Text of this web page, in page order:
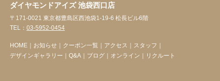
ダイヤモンドアイズ 池袋西口店
〒171-0021 東京都豊島区西池袋1-19-6 松長ビル6階
TEL： 03-5952-0454
HOME ｜ お知らせ ｜ クーポン一覧 ｜ アクセス ｜ スタッフ ｜
デザインギャラリー ｜ Q&A ｜ ブログ ｜ オンライン ｜ リクルート